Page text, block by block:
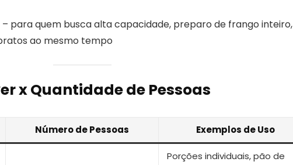
– para quem busca alta capacidade, preparo de frango inteiro,
ao mesmo tempo
x Quantidade de Pessoas
Número de Pessoas Exemplos de Uso
Porções individuais, pão de